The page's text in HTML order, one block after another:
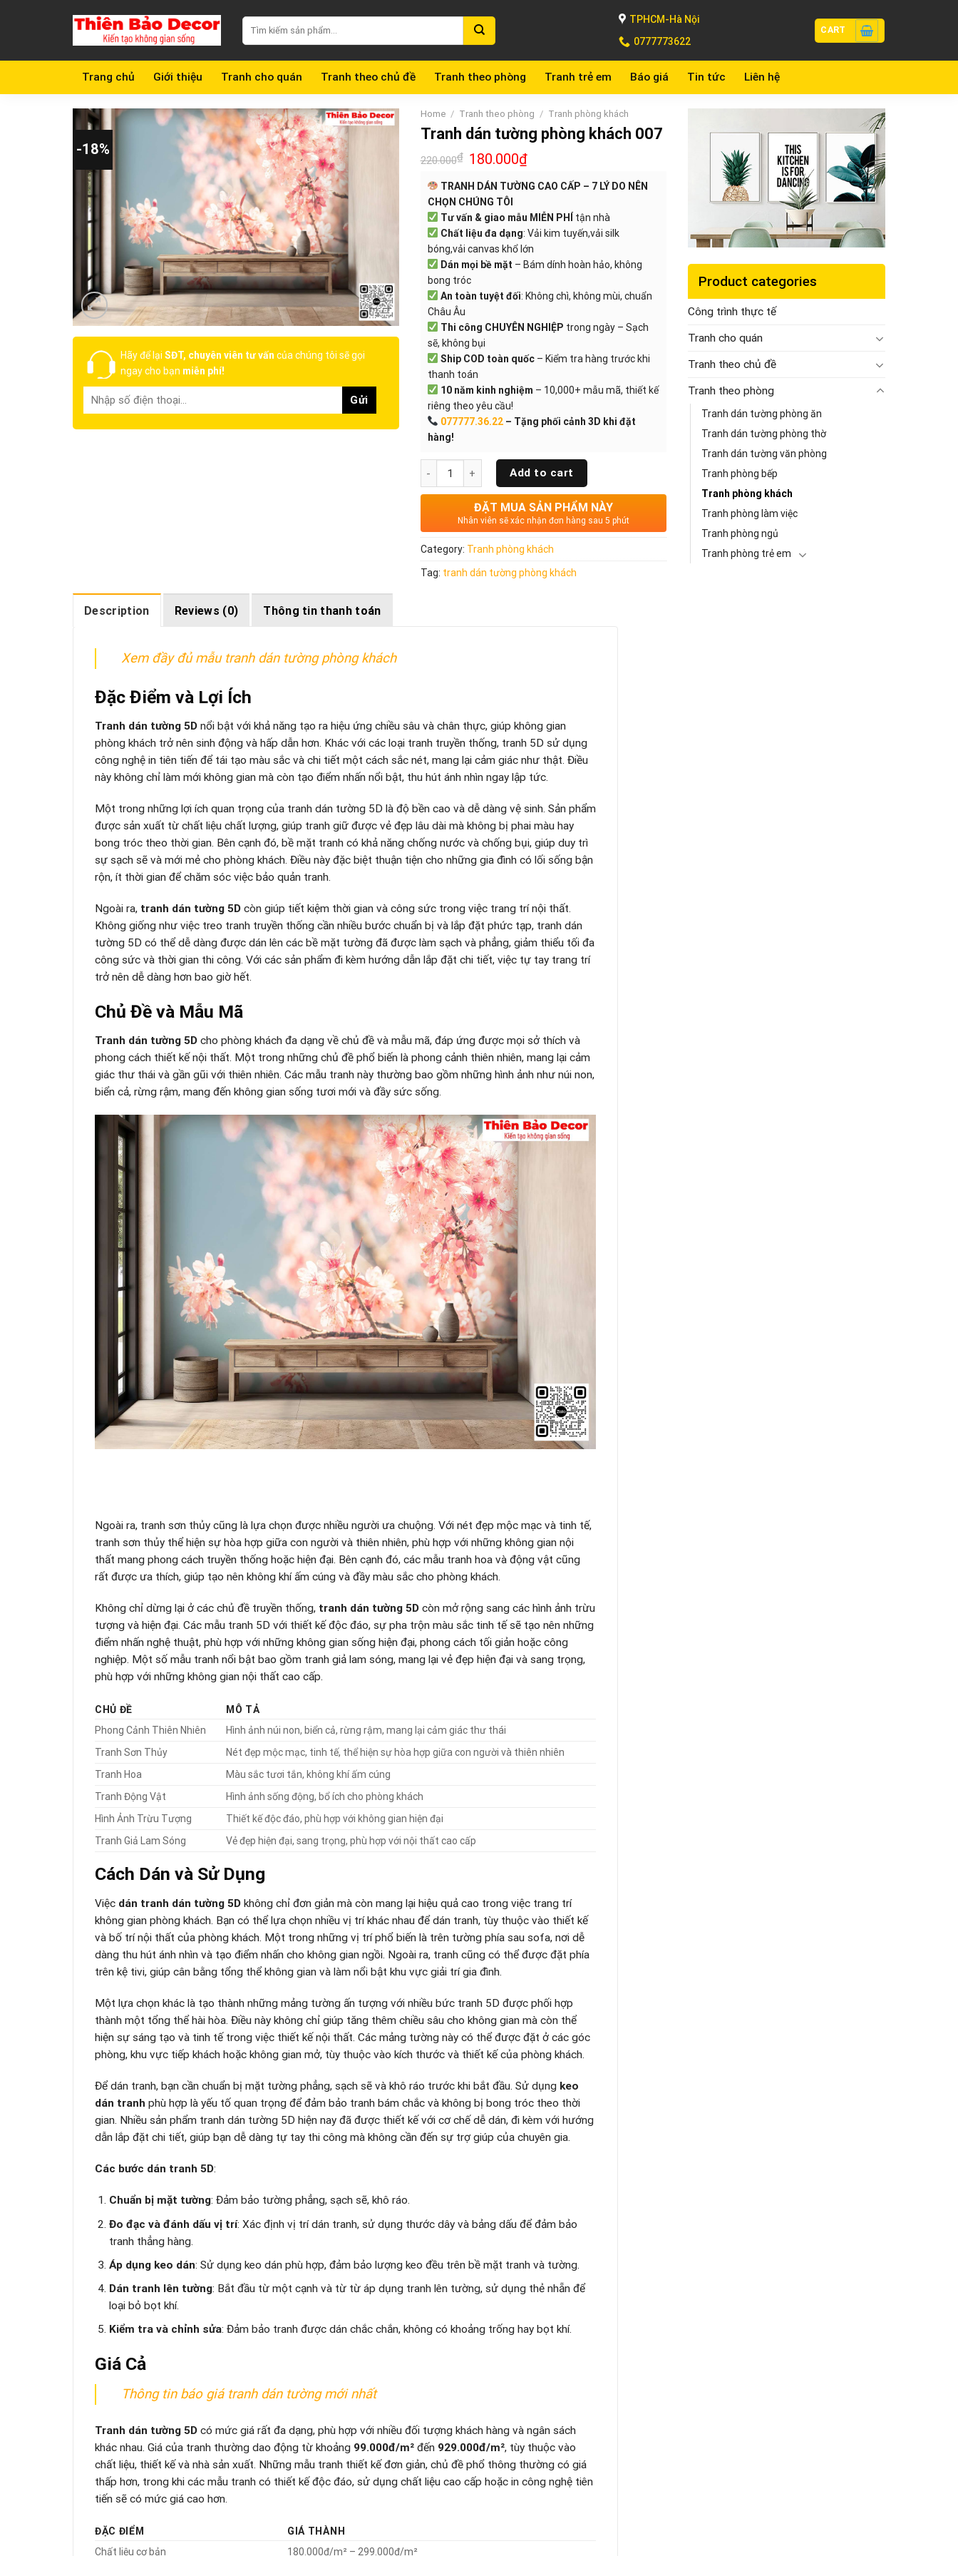
dung
Search
for:
TPHCM-Hà Nội
0777773622
CART
Trang chủ Giới thiệu Tranh cho quán Tranh theo chủ đề Tranh theo phòng Tranh trẻ em Báo giá Tin tức Liên hệ
-18%
Hãy để lại SĐT, chuyên viên tư vấn của chúng tôi sẽ gọi
ngay cho bạn miễn phí!
Home / Tranh theo phòng / Tranh phòng khách
Tranh dán tường phòng khách 007
220.000₫ 180.000₫
TRANH DÁN TƯỜNG CAO CẤP – 7 LÝ DO NÊN
CHỌN CHÚNG TÔI
Tư vấn & giao mẫu MIỄN PHÍ
tận nhà
Chất liệu đa dạng: Vải kim tuyến,vải silk
bóng,vải canvas khổ lớn
Dán mọi bề mặt – Bám dính hoàn hảo, không
bong tróc
An toàn tuyệt đối: Không chì, không mùi, chuẩn
Châu Âu
Thi công CHUYÊN NGHIỆP trong ngày – Sạch
sẽ, không bụi
Ship COD toàn quốc – Kiểm tra hàng trước khi
thanh toán
10 năm kinh nghiệm – 10,000+ mẫu mã, thiết kế
riêng theo yêu cầu!
077777.36.22 – Tặng phối cảnh 3D khi đặt
hàng!
Add to cart
ĐẶT MUA SẢN PHẨM NÀY
Nhân viên sẽ xác nhận đơn hàng sau 5 phút
Category: Tranh phòng khách
Tag: tranh dán tường phòng khách
Product categories
Công trình thực tế
Tranh cho quán
Tranh theo chủ đề
Tranh theo phòng
Tranh dán tường phòng ăn
Tranh dán tường phòng thờ
Tranh dán tường văn phòng
Tranh phòng bếp
Tranh phòng khách
Tranh phòng làm việc
Tranh phòng ngủ
Tranh phòng trẻ em
Description Reviews (0) Thông tin thanh toán
Xem đầy đủ mẫu tranh dán tường phòng khách
Đặc Điểm và Lợi Ích
Tranh dán tường 5D nổi bật với khả năng tạo ra hiệu ứng chiều sâu và chân thực, giúp không gian
phòng khách trở nên sinh động và hấp dẫn hơn. Khác với các loại tranh truyền thống, tranh 5D sử dụng
công nghệ in tiên tiến để tái tạo màu sắc và chi tiết một cách sắc nét, mang lại cảm giác như thật. Điều
này không chỉ làm mới không gian mà còn tạo điểm nhấn nổi bật, thu hút ánh nhìn ngay lập tức.
Một trong những lợi ích quan trọng của tranh dán tường 5D là độ bền cao và dễ dàng vệ sinh. Sản phẩm
được sản xuất từ chất liệu chất lượng, giúp tranh giữ được vẻ đẹp lâu dài mà không bị phai màu hay
bong tróc theo thời gian. Bên cạnh đó, bề mặt tranh có khả năng chống nước và chống bụi, giúp duy trì
sự sạch sẽ và mới mẻ cho phòng khách. Điều này đặc biệt thuận tiện cho những gia đình có lối sống bận
rộn, ít thời gian để chăm sóc việc bảo quản tranh.
Ngoài ra, tranh dán tường 5D còn giúp tiết kiệm thời gian và công sức trong việc trang trí nội thất.
Không giống như việc treo tranh truyền thống cần nhiều bước chuẩn bị và lắp đặt phức tạp, tranh dán
tường 5D có thể dễ dàng được dán lên các bề mặt tường đã được làm sạch và phẳng, giảm thiểu tối đa
công sức và thời gian thi công. Với các sản phẩm đi kèm hướng dẫn lắp đặt chi tiết, việc tự tay trang trí
trở nên dễ dàng hơn bao giờ hết.
Chủ Đề và Mẫu Mã
Tranh dán tường 5D cho phòng khách đa dạng về chủ đề và mẫu mã, đáp ứng được mọi sở thích và
phong cách thiết kế nội thất. Một trong những chủ đề phổ biến là phong cảnh thiên nhiên, mang lại cảm
giác thư thái và gần gũi với thiên nhiên. Các mẫu tranh này thường bao gồm những hình ảnh như núi non,
biển cả, rừng rậm, mang đến không gian sống tươi mới và đầy sức sống.
Ngoài ra, tranh sơn thủy cũng là lựa chọn được nhiều người ưa chuộng. Với nét đẹp mộc mạc và tinh tế,
tranh sơn thủy thể hiện sự hòa hợp giữa con người và thiên nhiên, phù hợp với những không gian nội
thất mang phong cách truyền thống hoặc hiện đại. Bên cạnh đó, các mẫu tranh hoa và động vật cũng
rất được ưa thích, giúp tạo nên không khí ấm cúng và đầy màu sắc cho phòng khách.
Không chỉ dừng lại ở các chủ đề truyền thống, tranh dán tường 5D còn mở rộng sang các hình ảnh trừu
tượng và hiện đại. Các mẫu tranh 5D với thiết kế độc đáo, sự pha trộn màu sắc tinh tế sẽ tạo nên những
điểm nhấn nghệ thuật, phù hợp với những không gian sống hiện đại, phong cách tối giản hoặc công
nghiệp. Một số mẫu tranh nổi bật bao gồm tranh giả lam sóng, mang lại vẻ đẹp hiện đại và sang trọng,
phù hợp với những không gian nội thất cao cấp.
CHỦ ĐỀ
MÔ TẢ
Phong Cảnh Thiên Nhiên
Hình ảnh núi non, biển cả, rừng rậm, mang lại cảm giác thư thái
Tranh Sơn Thủy
Nét đẹp mộc mạc, tinh tế, thể hiện sự hòa hợp giữa con người và thiên nhiên
Tranh Hoa
Màu sắc tươi tắn, không khí ấm cúng
Tranh Động Vật
Hình ảnh sống động, bổ ích cho phòng khách
Hình Ảnh Trừu Tượng
Thiết kế độc đáo, phù hợp với không gian hiện đại
Tranh Giả Lam Sóng
Vẻ đẹp hiện đại, sang trọng, phù hợp với nội thất cao cấp
Cách Dán và Sử Dụng
Việc dán tranh dán tường 5D không chỉ đơn giản mà còn mang lại hiệu quả cao trong việc trang trí
không gian phòng khách. Bạn có thể lựa chọn nhiều vị trí khác nhau để dán tranh, tùy thuộc vào thiết kế
và bố trí nội thất của phòng khách. Một trong những vị trí phổ biến là trên tường phía sau sofa, nơi dễ
dàng thu hút ánh nhìn và tạo điểm nhấn cho không gian ngồi. Ngoài ra, tranh cũng có thể được đặt phía
trên kệ tivi, giúp cân bằng tổng thể không gian và làm nổi bật khu vực giải trí gia đình.
Một lựa chọn khác là tạo thành những mảng tường ấn tượng với nhiều bức tranh 5D được phối hợp
thành một tổng thể hài hòa. Điều này không chỉ giúp tăng thêm chiều sâu cho không gian mà còn thể
hiện sự sáng tạo và tinh tế trong việc thiết kế nội thất. Các mảng tường này có thể được đặt ở các góc
phòng, khu vực tiếp khách hoặc không gian mở, tùy thuộc vào kích thước và thiết kế của phòng khách.
Để dán tranh, bạn cần chuẩn bị mặt tường phẳng, sạch sẽ và khô ráo trước khi bắt đầu. Sử dụng keo
dán tranh phù hợp là yếu tố quan trọng để đảm bảo tranh bám chắc và không bị bong tróc theo thời
gian. Nhiều sản phẩm tranh dán tường 5D hiện nay đã được thiết kế với cơ chế dễ dán, đi kèm với hướng
dẫn lắp đặt chi tiết, giúp bạn dễ dàng tự tay thi công mà không cần đến sự trợ giúp của chuyên gia.
Các bước dán tranh 5D:
Chuẩn bị mặt tường: Đảm bảo tường phẳng, sạch sẽ, khô ráo.
Đo đạc và đánh dấu vị trí: Xác định vị trí dán tranh, sử dụng thước dây và bảng dấu để đảm bảo
tranh thẳng hàng.
Áp dụng keo dán: Sử dụng keo dán phù hợp, đảm bảo lượng keo đều trên bề mặt tranh và tường.
Dán tranh lên tường: Bắt đầu từ một cạnh và từ từ áp dụng tranh lên tường, sử dụng thẻ nhẵn để
loại bỏ bọt khí.
Kiểm tra và chỉnh sửa: Đảm bảo tranh được dán chắc chắn, không có khoảng trống hay bọt khí.
Giá Cả
Thông tin báo giá tranh dán tường mới nhất
Tranh dán tường 5D có mức giá rất đa dạng, phù hợp với nhiều đối tượng khách hàng và ngân sách
khác nhau. Giá của tranh thường dao động từ khoảng 99.000đ/m² đến 929.000đ/m², tùy thuộc vào
chất liệu, thiết kế và nhà sản xuất. Những mẫu tranh thiết kế đơn giản, chủ đề phổ thông thường có giá
thấp hơn, trong khi các mẫu tranh có thiết kế độc đáo, sử dụng chất liệu cao cấp hoặc in công nghệ tiên
tiến sẽ có mức giá cao hơn.
ĐẶC ĐIỂM
GIÁ THÀNH
Chất liệu cơ bản
180.000đ/m² – 299.000đ/m²